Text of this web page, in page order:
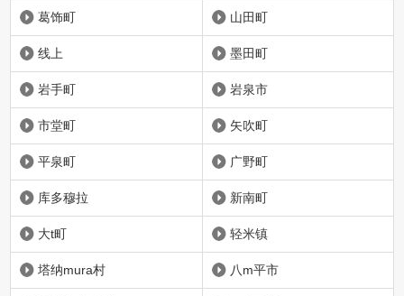
葛饰町 山田町
线上 墨田町
岩手町 岩泉市
市堂町 矢吹町
平泉町 广野町
库多穆拉 新南町
大t町 轻米镇
塔纳mura村 八m平市